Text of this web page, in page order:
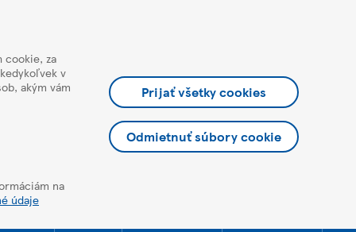
cookie, za
v
akým vám
na
údaje
Prijať všetky cookies
Odmietnuť súbory cookie